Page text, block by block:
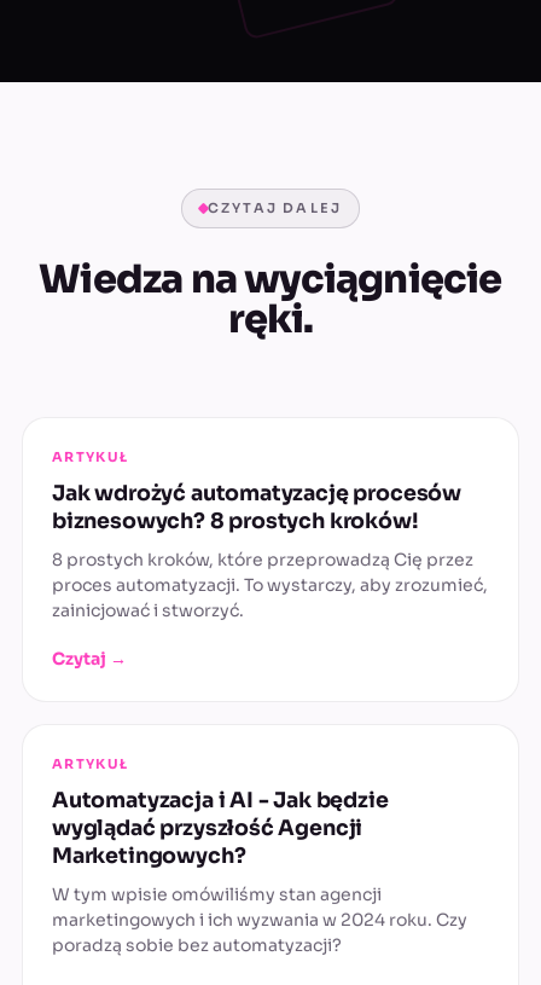
CZYTAJ DALEJ
Wiedza na wyciągnięcie
ręki.
ARTYKUŁ
Jak wdrożyć automatyzację procesów
biznesowych? 8 prostych kroków!
8 prostych kroków, które przeprowadzą Cię przez
proces automatyzacji. To wystarczy, aby zrozumieć,
zainicjować i stworzyć.
Czytaj →
ARTYKUŁ
Automatyzacja i AI - Jak będzie
wyglądać przyszłość Agencji
Marketingowych?
W tym wpisie omówiliśmy stan agencji
marketingowych i ich wyzwania w 2024 roku. Czy
poradzą sobie bez automatyzacji?